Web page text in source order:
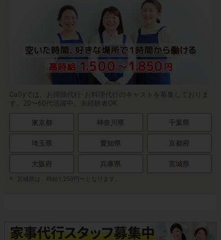
CaSyでは、お掃除代行･お料理代行のキャストを募集しておりま
す。20〜60代活躍中。未経験者OK
東京都 神奈川県 千葉県
埼玉県 愛知県 京都府
大阪府 兵庫県 宮城県
宮城県は、時給1,250円〜となります。